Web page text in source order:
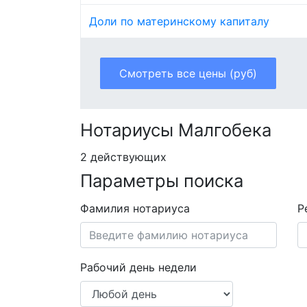
Доли по материнскому капиталу
Смотреть все цены (руб)
Нотариусы Малгобека
2 действующих
Параметры поиска
Фамилия нотариуса
Рабочий день недели